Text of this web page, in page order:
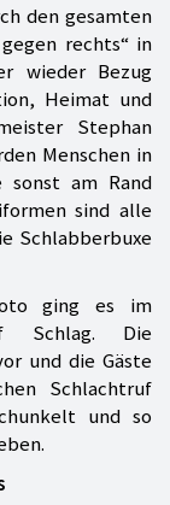
den gesamten
rechts“ in
wieder Bezug
Heimat und
Stephan
Menschen in
am Rand
sind alle
Schlabberbuxe
ging es im
Schlag. Die
und die Gäste
Schlachtruf
und so